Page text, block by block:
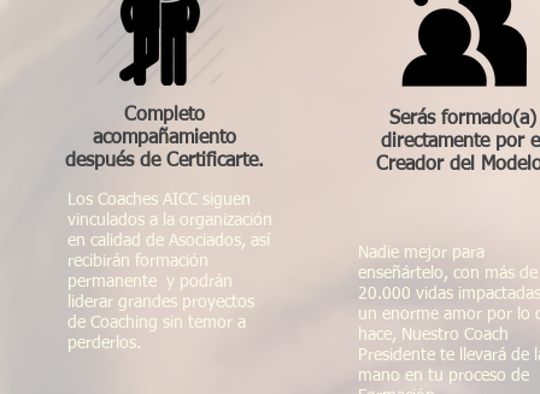
Completo
acompañamiento
después de Certificarte.
Los Coaches AICC siguen
vinculados a la organización
en calidad de Asociados, así
recibirán formación
permanente y podrán
liderar grandes proyectos
de Coaching sin temor a
perderlos.
Serás formado(a)
directamente por
Creador del
Nadie mejor para
enseñártelo, con más de
20.000 vidas
un enorme amor por lo
hace, Nuestro Coach
Presidente te llevará de
mano en tu proceso de